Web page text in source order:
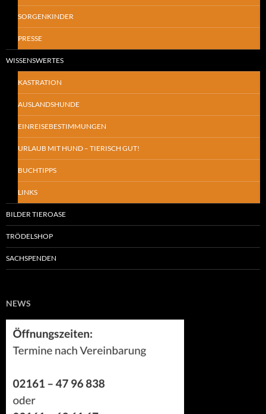
SORGENKINDER
PRESSE
WISSENSWERTES
KASTRATION
AUSLANDSHUNDE
EINREISEBESTIMMUNGEN
URLAUB MIT HUND – TIERISCH GUT!
BUCHTIPPS
LINKS
BILDER TIEROASE
TRÖDELSHOP
SACHSPENDEN
NEWS